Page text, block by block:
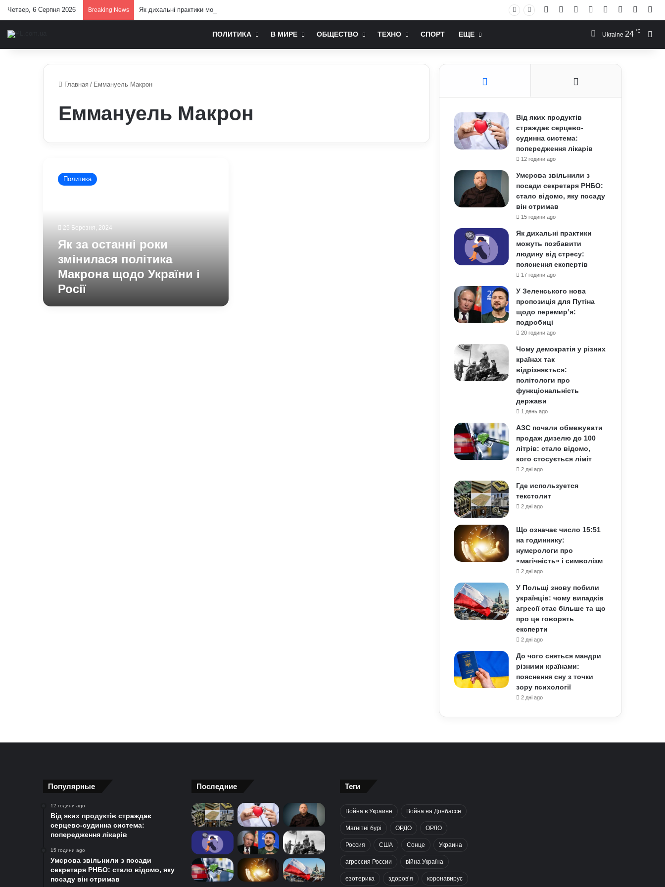
Четвер, 6 Серпня 2026 Breaking News Як дихальні практики можуть позбавити людину від стресу: пояснення експертів Facebook YouTubeInstagram
RSS Log In
ПОЛИТИКА В МИРЕ ОБЩЕСТВО ТЕХНО СПОРТ ЕЩЕ Ukraine 24 ℃
Главная / Еммануель Макрон
Еммануель Макрон
останні
Макрона
України
Политика
25 Березня, 2024
Як за останні роки
змінилася політика
Макрона щодо України і
Росії
Від яких продуктів
страждає серцево-
судинна система:
попередження лікарів
12 години ago
Умєрова звільнили з
посади секретаря РНБО:
стало відомо, яку посаду
він отримав
15 години ago
Як дихальні практики
можуть позбавити
людину від стресу:
пояснення експертів
17 години ago
У Зеленського нова
пропозиція для Путіна
щодо перемир’я:
подробиці
20 години ago
Чому демократія у різних
країнах так
відрізняється:
політологи про
функціональність
держави
1 день ago
АЗС почали обмежувати
продаж дизелю до 100
літрів: стало відомо,
кого стосується ліміт
2 дні ago
Где используется
текстолит
2 дні ago
Що означає число 15:51
на годиннику:
нумерологи про
«магічність» і символізм
2 дні ago
У Польщі знову побили
українців: чому випадків
агресії стає більше та що
про це говорять
експерти
2 дні ago
До чого сняться мандри
різними країнами:
пояснення сну з точки
зору психології
2 дні ago
Популярные
12 години ago
Від яких продуктів страждає
серцево-судинна система:
попередження лікарів
15 години ago
Умєрова звільнили з посади
секретаря РНБО: стало відомо, яку
посаду він отримав
Последние Теги
Война в Украине Война на Донбассе
Магнітні бурі ОРДО ОРЛО
Россия США Сонце Украина
агрессия России війна Україна
езотерика здоров’я коронавирус